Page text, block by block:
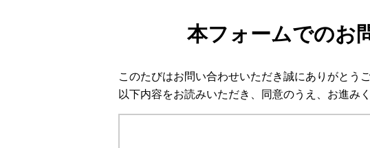
本フォームでのお
このたびはお問い合わせいただき誠にありがとうご
以下内容をお読みいただき、同意のうえ、お進みく